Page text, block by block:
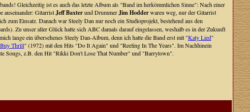
Gleichzeitig ist es auch das letzte Album als "Band im herkömmlichen Sinne": Nach einer
auseinander: GitarristJeff Baxterund DrummerJim Hodderwaren weg, nur der Gitarrist
zum Einsatz. Danach war Steely Dan nur noch ein Studioprojekt, bestehend aus den
Zu unser aller Glück hatte sich ABC damals darauf eingelassen, weshalb es in der Zukunft
lange ein übersehenes Steely Dan-Album, denn ich hatte die Band erst mit "Katy Lied"
Thrill" (1972) mit den Hits "Do It Again" und "Reeling In The Years". Im Nachhinein
Songs, z.B. den Hit "Rikki Don't Lose That Number" und "Barrytown".